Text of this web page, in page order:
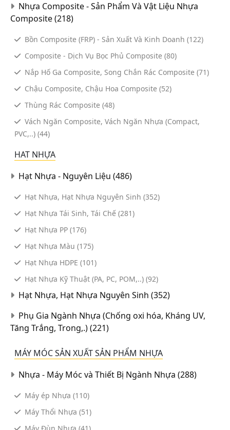
Nhựa - Sản Phẩm Nhựa
Nông Nghiệp
Ô Tô - Xe Máy
Quà Tặng
Quảng Cáo
Y Tế - Thiết Bị Y Tế
Thép - Inox
Thủ Công Mỹ Nghệ
Thực Phẩm - Đồ Uống
Vật Liệu Xây Dựng
Viễn Thông
Xây Dựng
Nhựa Composite - Sản Phẩm Và Vật Liệu Nhựa
Composite(218)
Bồn Composite (FRP) - Sản Xuất Và Kinh Doanh (122)
Composite - Dịch Vụ Bọc Phủ Composite (80)
Nắp Hố Ga Composite, Song Chắn Rác Composite (71)
Chậu Composite, Chậu Hoa Composite (52)
Thùng Rác Composite (48)
Vách Ngăn Composite, Vách Ngăn Nhựa (Compact,
PVC,..) (44)
HAT NHỰA
Hạt Nhựa - Nguyên Liệu (486)
Hạt Nhựa, Hạt Nhựa Nguyên Sinh (352)
Hạt Nhựa Tái Sinh, Tái Chế (281)
Hạt Nhựa PP (176)
Hạt Nhựa Màu (175)
Hạt Nhựa HDPE (101)
Hạt Nhựa Kỹ Thuật (PA, PC, POM,..) (92)
Hạt Nhựa, Hạt Nhựa Nguyên Sinh (352)
Phụ Gia Ngành Nhựa (Chống oxi hóa, Kháng UV,
Tăng Trắng, Trong,.)(221)
MÁY MÓC SẢN XUẤT SẢN PHẨM NHỰA
Nhựa - Máy Móc và Thiết Bị Ngành Nhựa (288)
Máy ép Nhựa (110)
Máy Thổi Nhựa (51)